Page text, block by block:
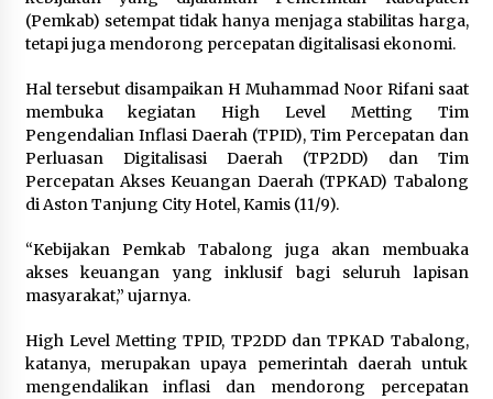
(Pemkab) setempat tidak hanya menjaga stabilitas harga,
tetapi juga mendorong percepatan digitalisasi ekonomi.
Hal tersebut disampaikan H Muhammad Noor Rifani saat
membuka kegiatan High Level Metting Tim
Pengendalian Inflasi Daerah (TPID), Tim Percepatan dan
Perluasan Digitalisasi Daerah (TP2DD) dan Tim
Percepatan Akses Keuangan Daerah (TPKAD) Tabalong
di Aston Tanjung City Hotel, Kamis (11/9).
“Kebijakan Pemkab Tabalong juga akan membuaka
akses keuangan yang inklusif bagi seluruh lapisan
masyarakat,” ujarnya.
High Level Metting TPID, TP2DD dan TPKAD Tabalong,
katanya, merupakan upaya pemerintah daerah untuk
mengendalikan inflasi dan mendorong percepatan